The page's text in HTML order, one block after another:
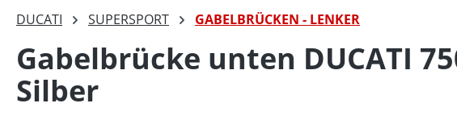
DUCATI SUPERSPORT GABELBRÜCKEN - LENKER
Gabelbrücke unten DUCATI
Silber